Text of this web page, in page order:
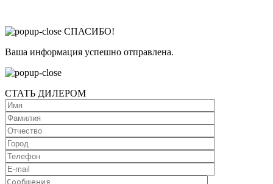
СПАСИБО!
Ваша информация успешно отправлена.
СТАТЬ ДИЛЕРОМ